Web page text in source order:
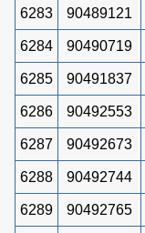
6283 90489121
6284 90490719
6285 90491837
6286 90492553
6287 90492673
6288 90492744
6289 90492765